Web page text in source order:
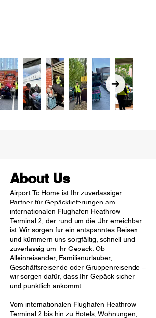
About Us
Airport To Home ist Ihr zuverlässiger
Partner für Gepäcklieferungen am
internationalen Flughafen Heathrow
Terminal 2, der rund um die Uhr erreichbar
ist. Wir sorgen für ein entspanntes Reisen
und kümmern uns sorgfältig, schnell und
zuverlässig um Ihr Gepäck. Ob
Alleinreisender, Familienurlauber,
Geschäftsreisende oder Gruppenreisende –
wir sorgen dafür, dass Ihr Gepäck sicher
und pünktlich ankommt.
Vom internationalen Flughafen Heathrow
Terminal 2 bis hin zu Hotels, Wohnungen,